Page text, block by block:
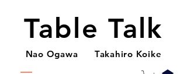
Table Talk
Nao Ogawa Takahiro Koike